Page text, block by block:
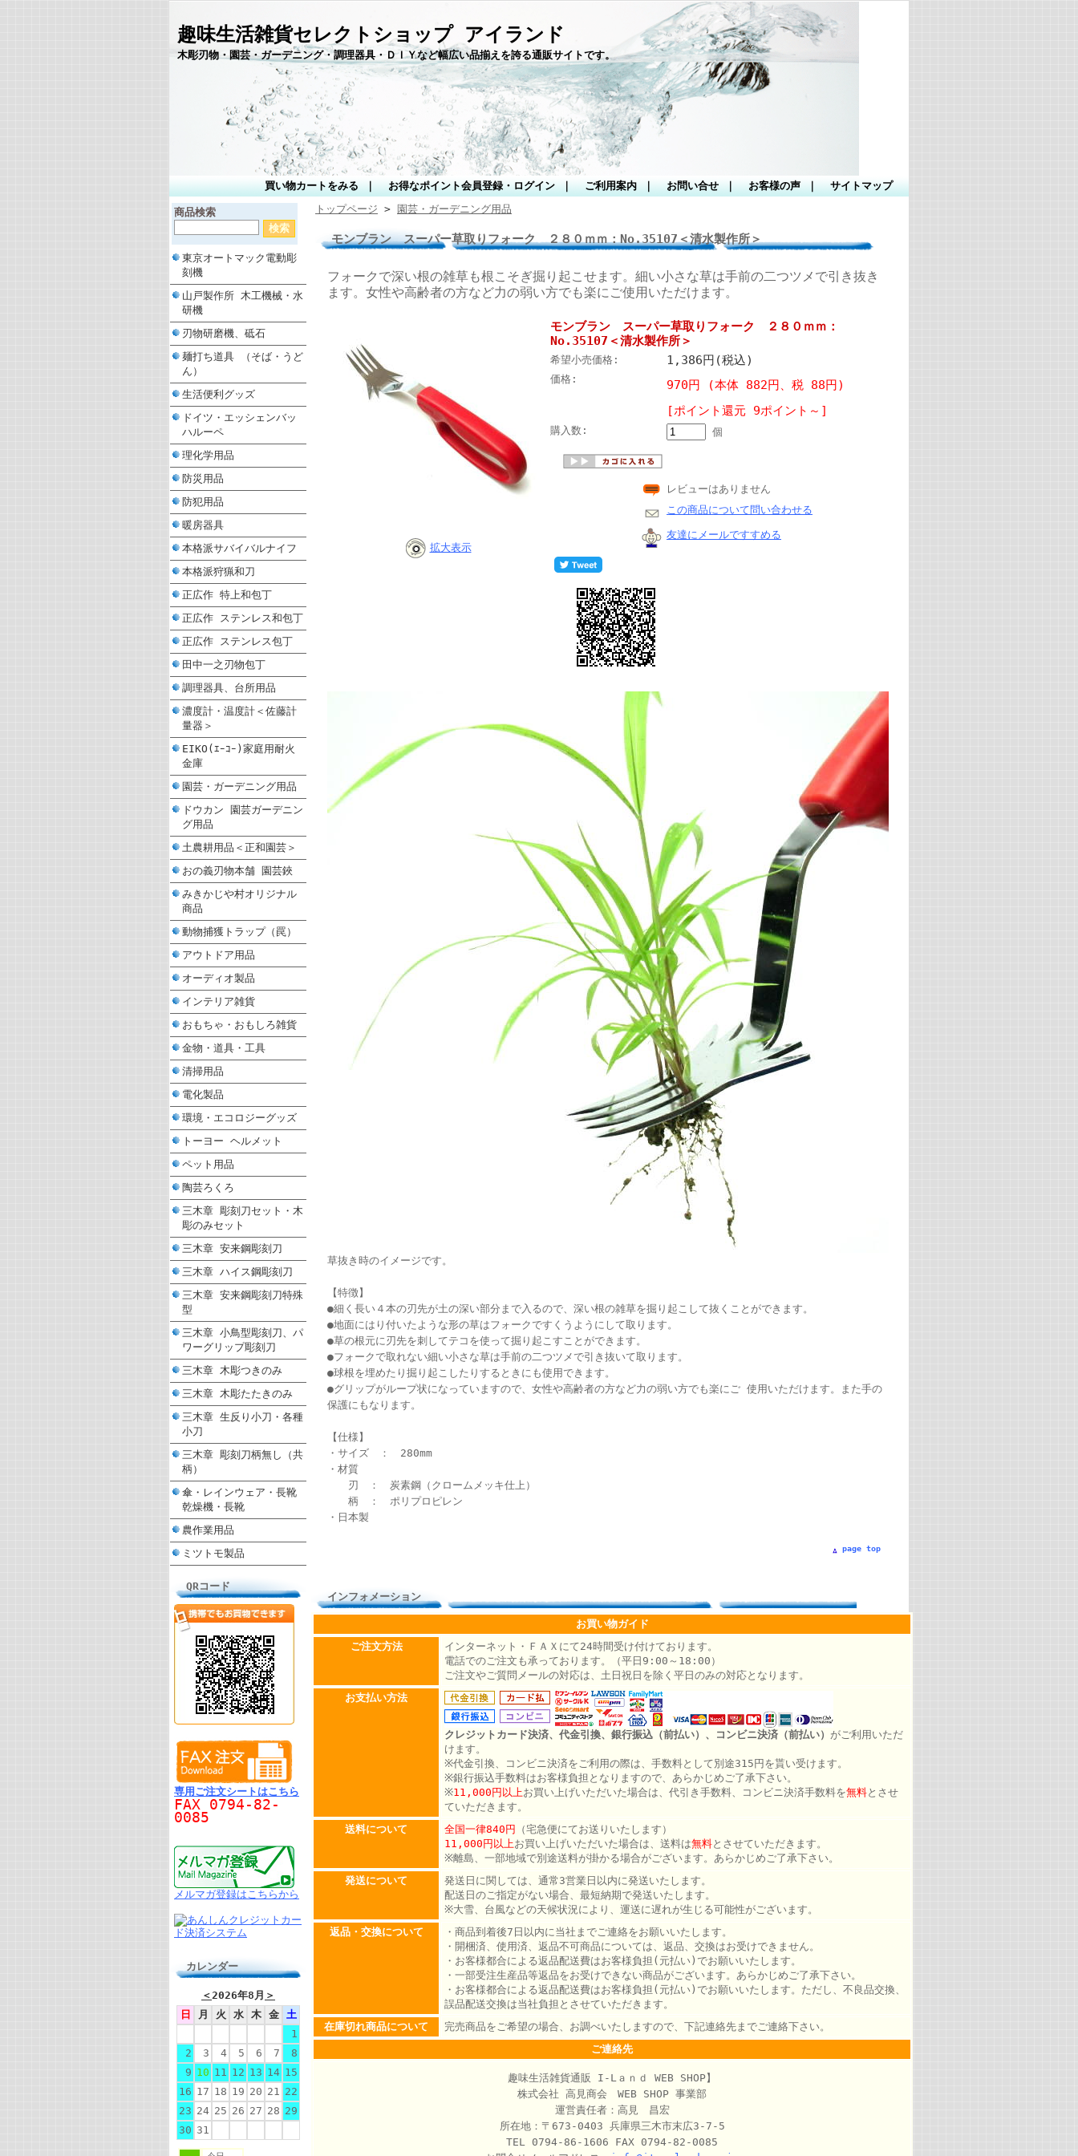
趣味生活雑貨セレクトショップ アイランド
木彫刃物・園芸・ガーデニング・調理器具・ＤＩＹなど幅広い品揃えを誇る通販サイトです。
買い物カートをみる お得なポイント会員登録・ログイン ご利用案内 お問い合せ お客様の声 サイトマップ
商品検索
東京オートマック電動彫
刻機
山戸製作所 木工機械・水
研機
刃物研磨機、砥石
麺打ち道具 （そば・うど
ん）
生活便利グッズ
ドイツ・エッシェンバッ
ハルーペ
理化学用品
防災用品
防犯用品
暖房器具
本格派サバイバルナイフ
本格派狩猟和刀
正広作 特上和包丁
正広作 ステンレス和包丁
正広作 ステンレス包丁
田中一之刃物包丁
調理器具、台所用品
濃度計・温度計＜佐藤計
量器＞
EIKO(ｴｰｺｰ)家庭用耐火
金庫
園芸・ガーデニング用品
ドウカン 園芸ガーデニン
グ用品
土農耕用品＜正和園芸＞
おの義刃物本舗 園芸鋏
みきかじや村オリジナル
商品
動物捕獲トラップ（罠）
アウトドア用品
オーディオ製品
インテリア雑貨
おもちゃ・おもしろ雑貨
金物・道具・工具
清掃用品
電化製品
環境・エコロジーグッズ
トーヨー ヘルメット
ペット用品
陶芸ろくろ
三木章 彫刻刀セット・木
彫のみセット
三木章 安来鋼彫刻刀
三木章 ハイス鋼彫刻刀
三木章 安来鋼彫刻刀特殊
型
三木章 小鳥型彫刻刀、パ
ワーグリップ彫刻刀
三木章 木彫つきのみ
三木章 木彫たたきのみ
三木章 生反り小刀・各種
小刀
三木章 彫刻刀柄無し（共
柄）
傘・レインウェア・長靴
乾燥機・長靴
農作業用品
ミツトモ製品
QRコード
専用ご注文シートはこちら
FAX 0794-82-
0085
メルマガ登録はこちらから
カレンダー
＜2026年8月 ＞
日
月 火 水 木 金
土
1
2
3 4 5 6 7
8
9 10 11 12 13 14 15
16 17 18 19 20 21 22
23 24 25 26 27 28 29
30 31
トップページ > 園芸・ガーデニング用品
モンブラン スーパー草取りフォーク ２８０ｍｍ：No.35107＜清水製作所＞
フォークで深い根の雑草も根こそぎ掘り起こせます。細い小さな草は手前の二つツメで引き抜き
ます。女性や高齢者の方など力の弱い方でも楽にご使用いただけます。
拡大表示
モンブラン スーパー草取りフォーク ２８０ｍｍ：
No.35107＜清水製作所＞
希望小売価格: 1,386円(税込)
価格:
970円 (本体 882円、税 88円)
[ポイント還元 9ポイント～]
購入数: 個
レビューはありません
この商品について問い合わせる
友達にメールですすめる
草抜き時のイメージです。
【特徴】
●細く長い４本の刃先が土の深い部分まで入るので、深い根の雑草を掘り起こして抜くことができます。
●地面にはり付いたような形の草はフォークですくうようにして取ります。
●草の根元に刃先を刺してテコを使って掘り起こすことができます。
●フォークで取れない細い小さな草は手前の二つツメで引き抜いて取ります。
●球根を埋めたり掘り起こしたりするときにも使用できます。
●グリップがループ状になっていますので、女性や高齢者の方など力の弱い方でも楽にご 使用いただけます。また手の
保護にもなります。
【仕様】
・サイズ ： 280mm
・材質
刃 ： 炭素鋼（クロームメッキ仕上）
柄 ： ポリプロピレン
・日本製
page top
インフォメーション
お買い物ガイド
ご注文方法
インターネット・ＦＡＸにて24時間受け付けております。
電話でのご注文も承っております。（平日9:00～18:00）
ご注文やご質問メールの対応は、土日祝日を除く平日のみの対応となります。
お支払い方法
クレジットカード決済、代金引換、銀行振込（前払い）、コンビニ決済（前払い） がご利用いただ
けます。
※代金引換、コンビニ決済をご利用の際は、手数料として別途315円を貰い受けます。
※銀行振込手数料はお客様負担となりますので、あらかじめご了承下さい。
※11,000円以上お買い上げいただいた場合は、代引き手数料、コンビニ決済手数料を無料とさせ
ていただきます。
送料について
全国一律840円
（宅急便にてお送りいたします）
11,000円以上お買い上げいただいた場合は、送料は無料とさせていただきます。
※離島、一部地域で別途送料が掛かる場合がございます。あらかじめご了承下さい。
発送について
発送日に関しては、通常3営業日以内に発送いたします。
配送日のご指定がない場合、最短納期で発送いたします。
※大雪、台風などの天候状況により、運送に遅れが生じる可能性がございます。
返品・交換について
・商品到着後7日以内に当社までご連絡をお願いいたします。
・開梱済、使用済、返品不可商品については、返品、交換はお受けできません。
・お客様都合による返品配送費はお客様負担(元払い)でお願いいたします。
・一部受注生産品等返品をお受けできない商品がございます。あらかじめご了承下さい。
・お客様都合による返品配送費はお客様負担(元払い)でお願いいたします。ただし、不良品交換、
誤品配送交換は当社負担とさせていただきます。
在庫切れ商品について
完売商品をご希望の場合、お調べいたしますので、下記連絡先までご連絡下さい。
ご連絡先
趣味生活雑貨通販 I‐Lａｎｄ WEB SHOP】
株式会社 高見商会 WEB SHOP 事業部
運営責任者：高見 昌宏
所在地：〒673-0403 兵庫県三木市末広3-7-5
TEL 0794-86-1606 FAX 0794-82-0085